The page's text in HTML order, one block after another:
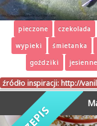
pieczone czekolada
wypieki
śmietanka
goździki
jesienne
źródło inspiracji: http://